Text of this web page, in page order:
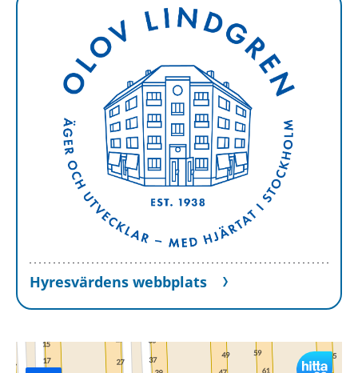
Hyresvärdens webbplats